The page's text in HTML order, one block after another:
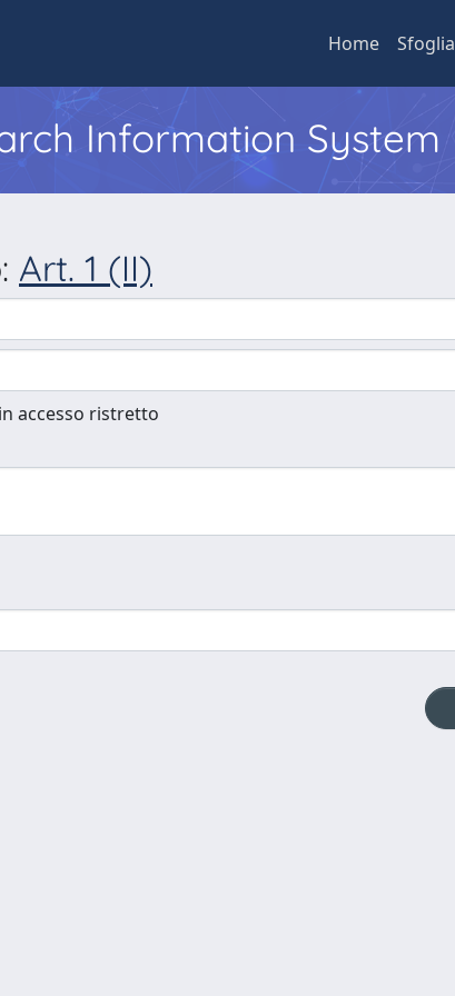
Home Sfoglia
Information System
Art. 1 (II)
accesso ristretto